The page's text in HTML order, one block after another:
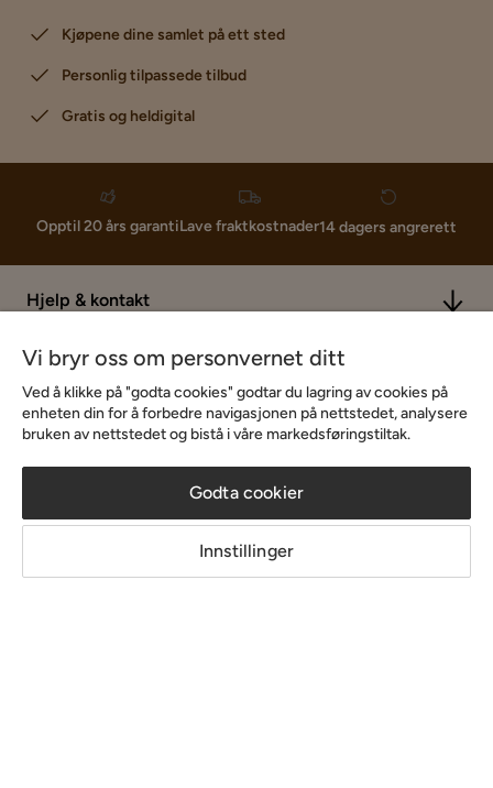
Kjøpene dine samlet på ett sted
Personlig tilpassede tilbud
Gratis og heldigital
Opptil 20 års garantiLave fraktkostnader14 dagers angrerett
Hjelp & kontakt
Sortiment & tilbud
Inspirasjon
Om Chilli
Vi bryr oss om personvernet ditt
Ved å klikke på "godta cookies" godtar du lagring av cookies på
enheten din for å forbedre navigasjonen på nettstedet, analysere
bruken av nettstedet og bistå i våre markedsføringstiltak.
Godta cookier
Innstillinger